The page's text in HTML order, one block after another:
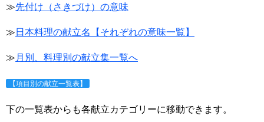
≫先付け（さきづけ）の意味
≫ 日本料理の献立名【それぞれの意味一覧】
≫ 月別、料理別の献立集一覧へ
【項目別の献立一覧表】
下の一覧表からも各献立カテゴリーに移動できます。